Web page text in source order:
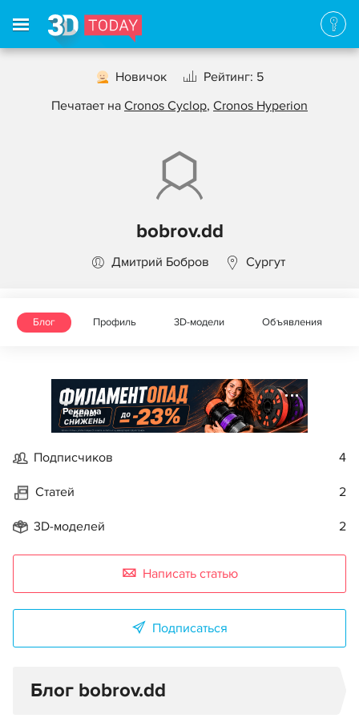
Новичок
Рейтинг: 5
Печатает на Cronos Cyclop, Cronos Hyperion
bobrov.dd
Дмитрий Бобров Сургут
Блог Профиль 3D-модели Объявления
Реклама
Подписчиков 4
Статей 2
3D-моделей 2
Написать статью
Подписаться
Блог bobrov.dd